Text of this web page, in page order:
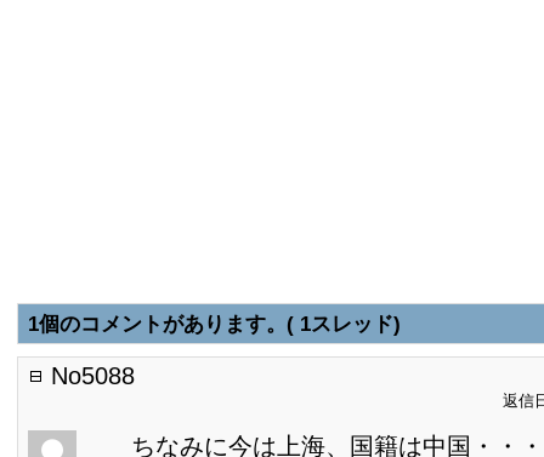
1個のコメントがあります。( 1スレッド)
No5088
返信
ちなみに今は上海、国籍は中国・・・